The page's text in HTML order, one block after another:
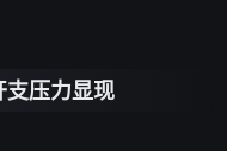
压力显现